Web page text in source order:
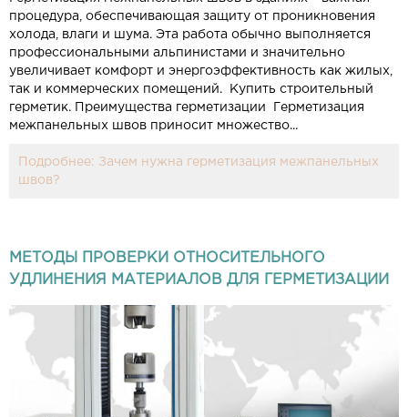
процедура, обеспечивающая защиту от проникновения
холода, влаги и шума. Эта работа обычно выполняется
профессиональными альпинистами и значительно
увеличивает комфорт и энергоэффективность как жилых,
так и коммерческих помещений. Купить строительный
герметик. Преимущества герметизации Герметизация
межпанельных швов приносит множество...
Подробнее: Зачем нужна герметизация межпанельных
швов?
МЕТОДЫ ПРОВЕРКИ ОТНОСИТЕЛЬНОГО
УДЛИНЕНИЯ МАТЕРИАЛОВ ДЛЯ ГЕРМЕТИЗАЦИИ